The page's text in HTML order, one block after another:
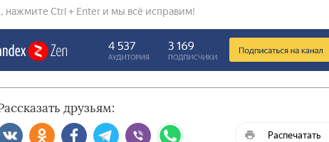
нажмите Ctrl + Enter и мы всё исправим!
друзьям:
Распечатать